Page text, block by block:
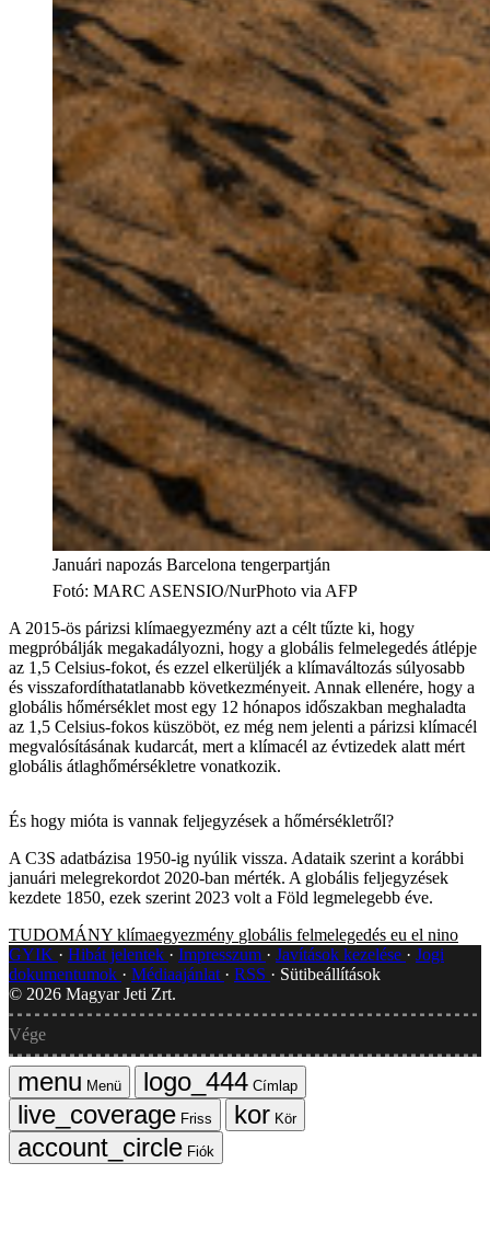
Januári napozás Barcelona tengerpartján
Fotó: MARC ASENSIO/NurPhoto via AFP
A 2015-ös párizsi klímaegyezmény azt a célt tűzte ki, hogy
megpróbálják megakadályozni, hogy a globális felmelegedés átlépje
az 1,5 Celsius-fokot, és ezzel elkerüljék a klímaváltozás súlyosabb
és visszafordíthatatlanabb következményeit. Annak ellenére, hogy a
globális hőmérséklet most egy 12 hónapos időszakban meghaladta
az 1,5 Celsius-fokos küszöböt, ez még nem jelenti a párizsi klímacél
megvalósításának kudarcát, mert a klímacél az évtizedek alatt mért
globális átlaghőmérsékletre vonatkozik.
És hogy mióta is vannak feljegyzések a hőmérsékletről?
A C3S adatbázisa 1950-ig nyúlik vissza. Adataik szerint a korábbi
januári melegrekordot 2020-ban mérték. A globális feljegyzések
kezdete 1850, ezek szerint 2023 volt a Föld legmelegebb éve.
TUDOMÁNY klímaegyezmény globális felmelegedés eu el nino
GYIK
Hibát jelentek Impresszum Javítások kezelése
Jogi
dokumentumok
Médiaajánlat RSS
Sütibeállítások
© 2026 Magyar Jeti Zrt.
Vége
Menü
Címlap
Friss
Kör
Fiók